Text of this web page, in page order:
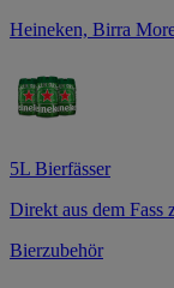
Heineken, Birra
5L Bierfässer
Direkt aus dem Fass
Bierzubehör